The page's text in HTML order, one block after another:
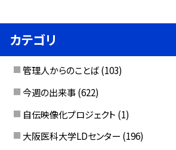
カテゴリ
管理人からのことば (103)
今週の出来事 (622)
自伝映像化プロジェクト (1)
大阪医科大学LDセンター (196)